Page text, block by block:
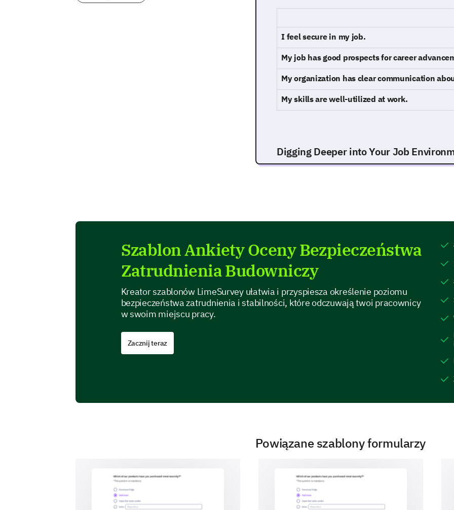
I feel secure in my job.
My job has good prospects for career
My organization has clear communication
My skills are well-utilized at work.
Digging Deeper into Your Job
Which factor(s), if any, contribute to your
Your Future Expectations and Outlook
Over the next year, based on your current
following aspects of your job to increase,
Szablon Ankiety Oceny Bezpieczeństwa
Zatrudnienia Budowniczy
Kreator szablonów LimeSurvey ułatwia i przyspiesza określenie poziomu
bezpieczeństwa zatrudnienia i stabilności, które odczuwają twoi pracownicy
w swoim miejscu pracy.
Zacznij teraz
Powiązane szablony formularzy